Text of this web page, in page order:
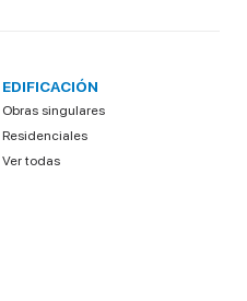
EDIFICACIÓN
Obras singulares
Residenciales
Ver todas